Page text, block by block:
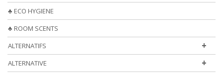
♣ ECO HYGIENE
♣ ROOM SCENTS
+
ALTERNATIFS
+
ALTERNATIVE